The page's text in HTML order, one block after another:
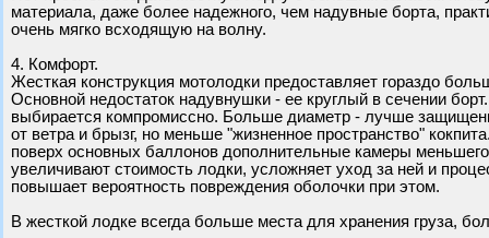
материала, даже более надежного, чем надувные борта,
очень мягко всходящую на волну.
4. Комфорт.
Жесткая конструкция мотолодки предоставляет гораздо
Основной недостаток надувнушки - ее круглый в сечении
выбирается компромиссно. Больше диаметр - лучше
от ветра и брызг, но меньше "жизненное пространство"
поверх основных баллонов дополнительные камеры
увеличивают стоимость лодки, усложняет уход за ней и
повышает вероятность повреждения оболочки при этом.
В жесткой лодке всегда больше места для хранения груза,